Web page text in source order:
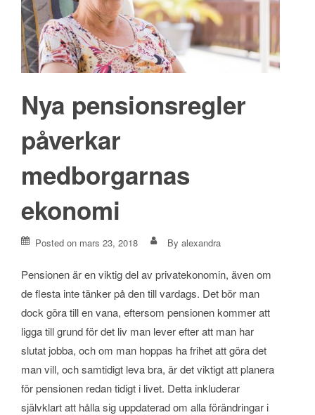
Nya pensionsregler
påverkar
medborgarnas
ekonomi
Posted on mars 23, 2018 By alexandra
Pensionen är en viktig del av privatekonomin, även om
de flesta inte tänker på den till vardags. Det bör man
dock göra till en vana, eftersom pensionen kommer att
ligga till grund för det liv man lever efter att man har
slutat jobba, och om man hoppas ha frihet att göra det
man vill, och samtidigt leva bra, är det viktigt att planera
för pensionen redan tidigt i livet. Detta inkluderar
självklart att hålla sig uppdaterad om alla förändringar i